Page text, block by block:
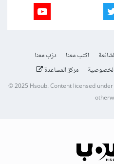
اكتب معنا
درّب معنا
مركز المساعدة
© 2025Hsoub.Content licensed